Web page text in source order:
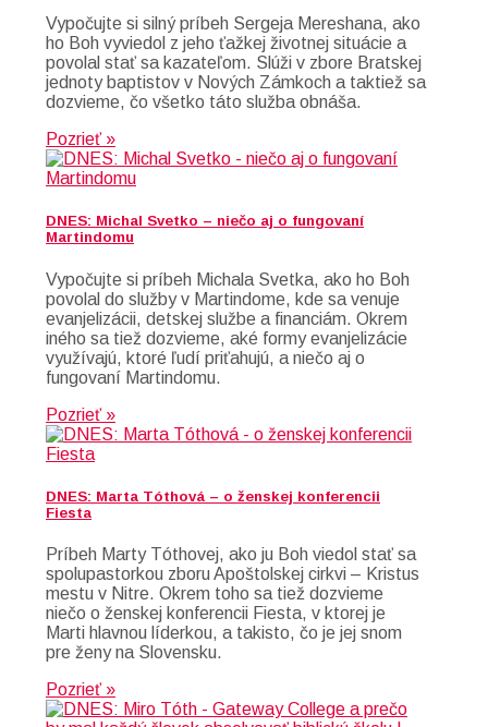
Vypočujte si silný príbeh Sergeja Mereshana, ako
ho Boh vyviedol z jeho ťažkej životnej situácie a
povolal stať sa kazateľom. Slúži v zbore Bratskej
jednoty baptistov v Nových Zámkoch a taktiež sa
dozvieme, čo všetko táto služba obnáša.
Pozrieť »
DNES: Michal Svetko – niečo aj o fungovaní
Martindomu
Vypočujte si príbeh Michala Svetka, ako ho Boh
povolal do služby v Martindome, kde sa venuje
evanjelizácii, detskej službe a financiám. Okrem
iného sa tiež dozvieme, aké formy evanjelizácie
využívajú, ktoré ľudí priťahujú, a niečo aj o
fungovaní Martindomu.
Pozrieť »
DNES: Marta Tóthová – o ženskej konferencii
Fiesta
Príbeh Marty Tóthovej, ako ju Boh viedol stať sa
spolupastorkou zboru Apoštolskej cirkvi – Kristus
mestu v Nitre. Okrem toho sa tiež dozvieme
niečo o ženskej konferencii Fiesta, v ktorej je
Marti hlavnou líderkou, a takisto, čo je jej snom
pre ženy na Slovensku.
Pozrieť »